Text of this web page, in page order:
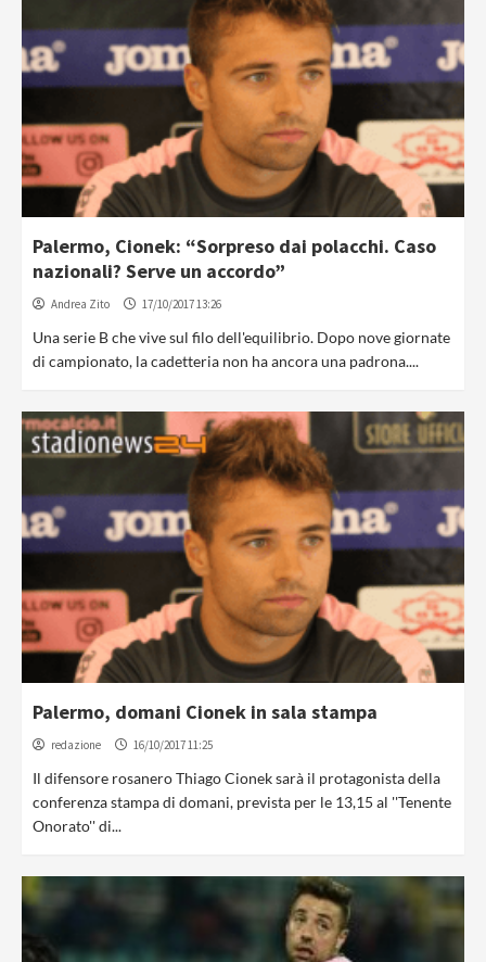
Palermo, Cionek: “Sorpreso dai polacchi. Caso
nazionali? Serve un accordo”
Andrea Zito 17/10/2017 13:26
Una serie B che vive sul filo dell'equilibrio. Dopo nove giornate
di campionato, la cadetteria non ha ancora una padrona....
Palermo, domani Cionek in sala stampa
redazione 16/10/2017 11:25
Il difensore rosanero Thiago Cionek sarà il protagonista della
conferenza stampa di domani, prevista per le 13,15 al ''Tenente
Onorato'' di...